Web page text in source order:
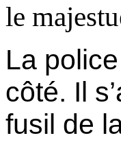
le
La
côté. Il
fusil de